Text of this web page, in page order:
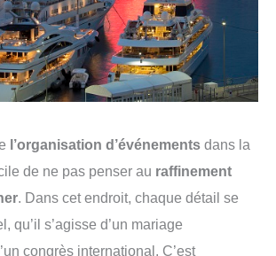
l’organisation d’événements dans la
de ne pas penser au raffinement
. Dans cet endroit, chaque détail se
qu’il s’agisse d’un mariage
congrès international. C’est